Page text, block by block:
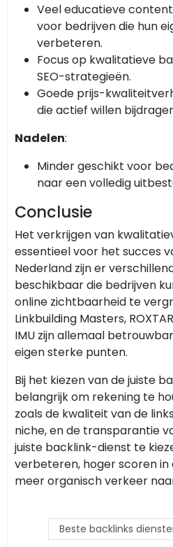
Veel educatieve
voor bedrijven die hun
verbeteren.
Focus op kwalitatieve
SEO-strategieën.
Goede prijs-
die actief willen
Nadelen:
Minder geschikt voor
naar een volledig
Conclusie
Het verkrijgen van
essentieel voor het succes
Nederland zijn er
beschikbaar die bedrijven
online zichtbaarheid te
Linkbuilding Masters,
IMU zijn allemaal
eigen sterke punten.
Bij het kiezen van de juiste
belangrijk om rekening te
zoals de kwaliteit van de
niche, en de transparantie
juiste backlink-dienst te
verbeteren, hoger scoren in
meer organisch verkeer
Beste backlinks